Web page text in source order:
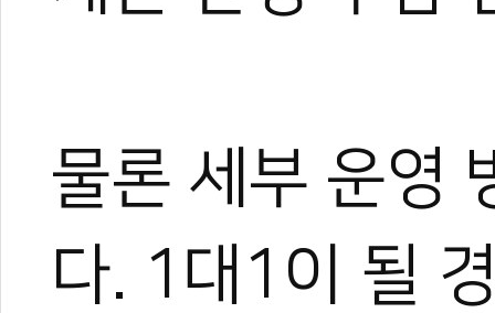
물론 세부 운영
다. 1대1이 될
[기고] 품새경
[기고] 반복되
[곽택용의 태권
KTA 양진방 회